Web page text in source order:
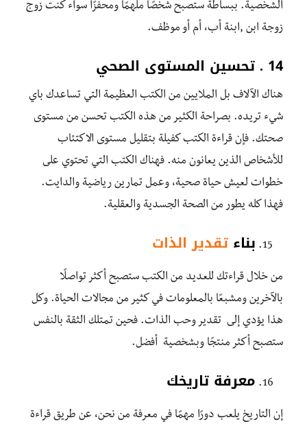
الشخصية. ببساطة ستصبح شخصًا ملهمًا ومحفزًا سواء كنت زوج
زوجة ابن ,ابنة أب، أم أو موظف.
14 . تحسين المستوى الصحي
هناك الآلاف بل الملايين من الكتب العظيمة التي تساعدك باي
شيء تريده. بصراحة الكثير من هذه الكتب تحسن من مستوى
صحتك. فإن قراءة الكتب كفيلة بتقليل مستوى الاكتئاب
للأشخاص الذين يعانون منه. فهناك الكتب التي تحتوي على
خطوات لعيش حياة صحية، وعمل تمارين رياضية والدايت.
فهذا كله يطور من الصحة الجسدية والعقلية.
بناء تقدير الذات
من خلال قراءتك للعديد من الكتب ستصبح أكثر تواصلًا
بالآخرين ومشبعًا بالمعلومات في كثير من مجالات الحياة. وكل
هذا يؤدي إلى تقدير وحب الذات. فحين تمتلك الثقة بالنفس
ستصبح أكثر منتجًا وبشخصية أفضل.
معرفة تاريخك
إن التاريخ يلعب دورًا مهمًا في معرفة من نحن، عن طريق قراءة